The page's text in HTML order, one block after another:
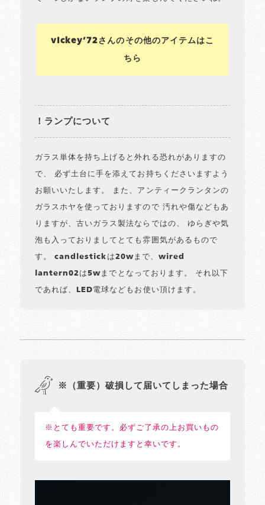
vickey’72さんのその他のアイテムはこ
ちら
！ランプについて
ガラス単体を持ち上げると外れる恐れがありますの
で、 必ず土台に手を添えてお持ちくださいますよう
お願いいたします。 また、アンティークランタンの
ガラスホヤを使っておりますので 汚れや傷などもあ
りますが、古いガラス製法ならではの、 ゆらぎや気
泡も入っておりましてとても雰囲気があるもので
す。 candlestickは20wまで、wired
lantern02は5wまでとなっております。 それ以下
であれば、LED電球などもお使い頂けます。
※（重要）破損して届いてしまった場合
※とても重要です。必ずご了承の上お買いもの
を楽しんでいただけますと幸いです。